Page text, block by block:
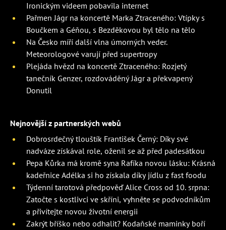
Ironickým videem pobavila internet
Pařmen Jágr na koncertě Marka Ztraceného: Vtípky s
Boučkem a Géňou, s Bezděkovou byl tělo na tělo
Na Česko míří další vlna úmorných veder.
Meteorologové varují před supertropy
Plejáda hvězd na koncertě Ztraceného: Rozjetý
tanečník Genzer, rozdováděný Jágr a překvapený
Donutil
Nejnovější z partnerských webů
Dobrosrdečný tlouštík František Černý: Díky své
nadváze získával role, oženil se až před padesátkou
Pepa Kůrka má kromě syna Rafíka novou lásku: Krásná
kadeřnice Adélka si ho získala díky jídlu z fast foodu
Týdenní tarotová předpověď Alice Cross od 10. srpna:
Zatočte s kostlivci ve skříni, vyhněte se podvodníkům
a přivítejte novou životní energii
Zakrýt bříško nebo odhalit? Kodaňské maminky boří